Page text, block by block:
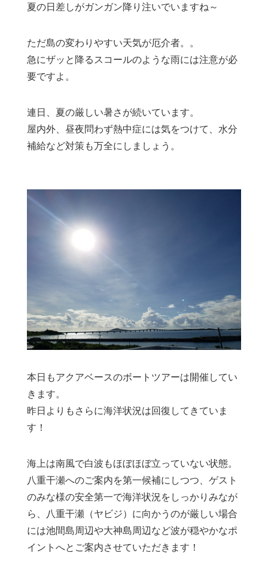
夏の日差しがガンガン降り注いでいますね～
ただ島の変わりやすい天気が厄介者。。
急にザッと降るスコールのような雨には注意が必
要ですよ。
連日、夏の厳しい暑さが続いています。
屋内外、昼夜問わず熱中症には気をつけて、水分
補給など対策も万全にしましょう。
本日もアクアベースのボートツアーは開催してい
きます。
昨日よりもさらに海洋状況は回復してきていま
す！
海上は南風で白波もほぼほぼ立っていない状態。
八重干瀬へのご案内を第一候補にしつつ、ゲスト
のみな様の安全第一で海洋状況をしっかりみなが
ら、八重干瀬（ヤビジ）に向かうのが厳しい場合
には池間島周辺や大神島周辺など波が穏やかなポ
イントへとご案内させていただきます！